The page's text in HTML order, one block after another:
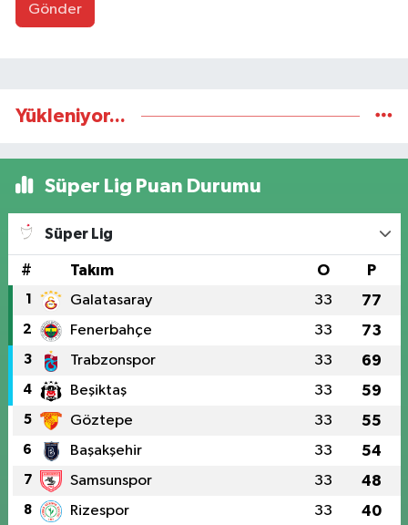
Gönder
Yükleniyor...
Süper Lig Puan Durumu
Süper Lig
# Takım O P
1 Galatasaray 33 77
2 Fenerbahçe 33 73
3 Trabzonspor 33 69
4 Beşiktaş 33 59
5 Göztepe 33 55
6 Başakşehir 33 54
7 Samsunspor 33 48
8 Rizespor 33 40